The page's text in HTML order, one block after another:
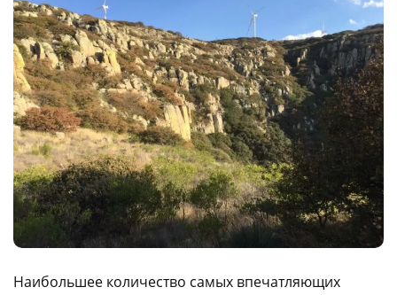
Наибольшее количество самых впечатляющих